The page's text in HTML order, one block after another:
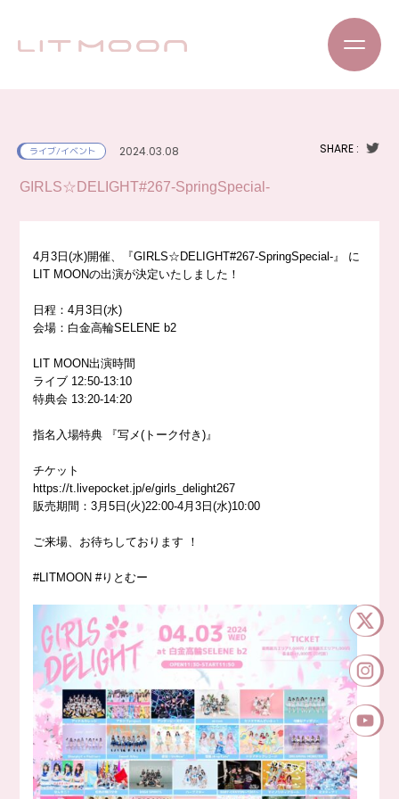
ライブ/イベント 2024.03.08 SHARE :
GIRLS☆DELIGHT#267-SpringSpecial-
4月3日(水)開催、『GIRLS☆DELIGHT#267-SpringSpecial-』 に
LIT MOONの出演が決定いたしました！
日程：4月3日(水)
会場：白金高輪SELENE b2
LIT MOON出演時間
ライブ 12:50-13:10
特典会 13:20-14:20
指名入場特典 『写メ(トーク付き)』
チケット
https://t.livepocket.jp/e/girls_delight267
販売期間：3月5日(火)22:00-4月3日(水)10:00
ご来場、お待ちしております ！
#LITMOON #りとむー